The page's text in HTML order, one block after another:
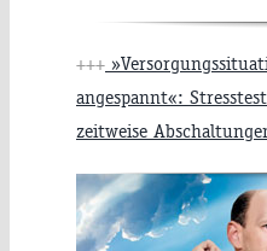
+++
angespannt«:
zeitweise